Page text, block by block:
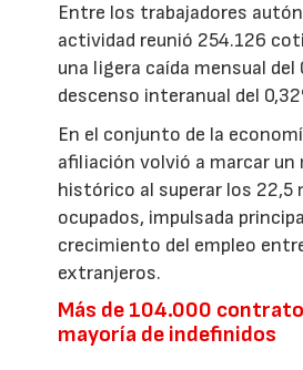
Entre los trabajadores
actividad reunió 254.126
una ligera caída mensual del
descenso interanual del
En el conjunto de la
afiliación volvió a marcar un
histórico al superar los 22,5
ocupados, impulsada
crecimiento del empleo
extranjeros.
Más de 104.000
mayoría de indefinidos